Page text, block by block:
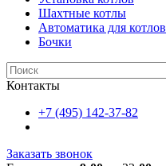
Шахтные котлы
Автоматика для котлов
Бочки
Контакты
+7 (495) 142-37-82
Заказать звонок